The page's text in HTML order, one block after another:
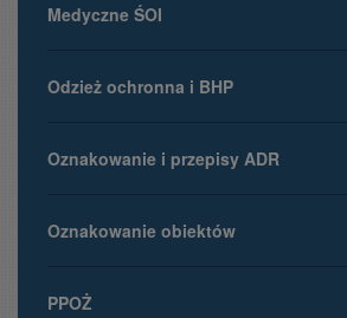
Medyczne ŚOI
Odzież ochronna i BHP
Oznakowanie i przepisy ADR
Oznakowanie obiektów
PPOŻ